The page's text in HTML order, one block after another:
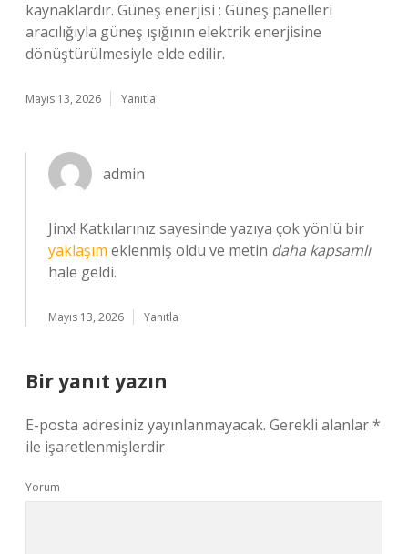
kaynaklardır. Güneş enerjisi : Güneş panelleri
aracılığıyla güneş ışığının elektrik enerjisine
dönüştürülmesiyle elde edilir.
Mayıs 13, 2026 Yanıtla
admin
Jinx! Katkılarınız sayesinde yazıya çok yönlü bir
yaklaşım eklenmiş oldu ve metin daha kapsamlı
hale geldi.
Mayıs 13, 2026 Yanıtla
Bir yanıt yazın
E-posta adresiniz yayınlanmayacak. Gerekli alanlar*
ile işaretlenmişlerdir
Yorum